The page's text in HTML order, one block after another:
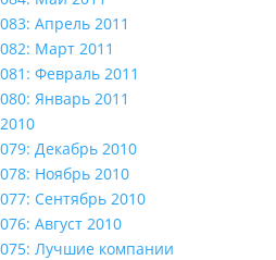
083: Апрель 2011
082: Март 2011
081: Февраль 2011
080: Январь 2011
2010
079: Декабрь 2010
078: Ноябрь 2010
077: Сентябрь 2010
076: Август 2010
075: Лучшие компании